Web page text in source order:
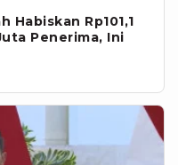
Habiskan Rp101,1
Penerima, Ini